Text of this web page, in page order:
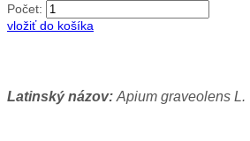
Počet:
vložiť do košíka
Latinský názov: Apium graveolens L.